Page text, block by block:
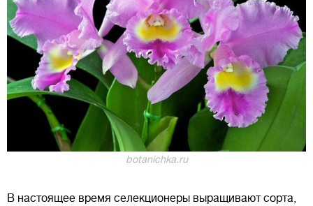
botanichka.ru
В настоящее время селекционеры выращивают сорта,